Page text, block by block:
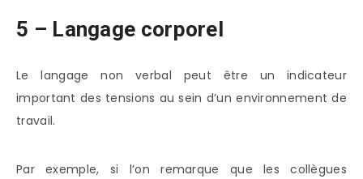
5 – Langage corporel
Le langage non verbal peut être un indicateur
important des tensions au sein d’un environnement de
travail.
Par exemple, si l’on remarque que les collègues